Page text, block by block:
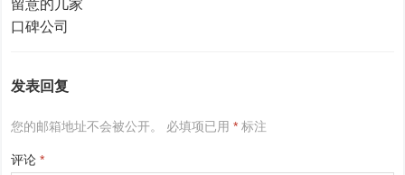
发表回复
您的邮箱地址不会被公开。 必填项已用* 标注
评论*